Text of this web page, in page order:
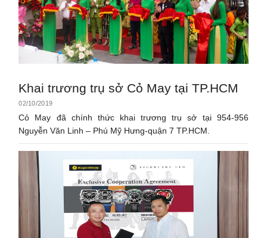
Khai trương trụ sở Cỏ May tại TP.HCM
02/10/2019
Cỏ May đã chính thức khai trương trụ sở tại 954-956
Nguyễn Văn Linh – Phú Mỹ Hưng-quận 7 TP.HCM.